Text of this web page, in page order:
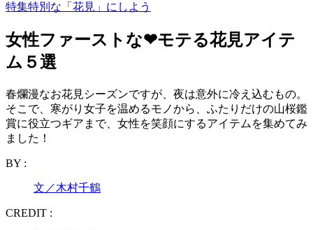
特集特別な「花見」にしよう
女性ファーストな❤︎モテる花見アイテ
ム５選
春爛漫なお花見シーズンですが、夜は意外に冷え込むもの。
そこで、寒がり女子を温めるモノから、ふたりだけの山桜鑑
賞に役立つギアまで、女性を笑顔にするアイテムを集めてみ
ました！
BY :
文／木村千鶴
CREDIT :